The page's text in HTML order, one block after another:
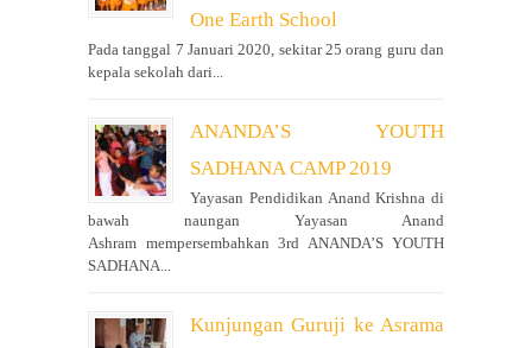
One Earth School
Pada tanggal 7 Januari 2020, sekitar 25 orang guru dan
kepala sekolah dari...
ANANDA’S YOUTH
SADHANA CAMP 2019
Yayasan Pendidikan Anand Krishna di
bawah naungan Yayasan Anand
Ashram mempersembahkan 3rd ANANDA’S YOUTH
SADHANA...
Kunjungan Guruji ke Asrama